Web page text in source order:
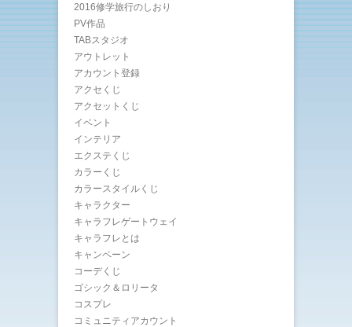
2016修学旅行のしおり
PV作品
TABスタジオ
アウトレット
アカウント登録
アクセくじ
アクセットくじ
イベント
インテリア
エクステくじ
カラーくじ
カラースタイルくじ
キャラクター
キャラフレゲートウェイ
キャラフレとは
キャンペーン
コーデくじ
ゴシック＆ロリータ
コスプレ
コミュニティアカウント